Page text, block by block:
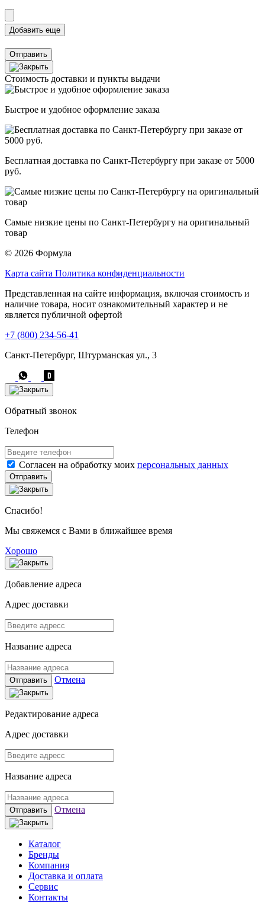
Отправить
Стоимость доставки и пункты выдачи
Быстрое и удобное оформление заказа
Бесплатная доставка по Санкт-Петербургу при заказе от 5000
руб.
Самые низкие цены по Санкт-Петербургу на оригинальный
товар
© 2026 Формула
Карта сайта Политика конфиденциальности
Представленная на сайте информация, включая стоимость и
наличие товара, носит ознакомительный характер и не
является публичной офертой
+7 (800) 234-56-41
Санкт-Петербург, Штурманская ул., 3
Обратный звонок
Телефон
Согласен на обработку моих персональных данных
Отправить
Спасибо!
Мы свяжемся с Вами в ближайшее время
Хорошо
Добавление адреса
Адрес доставки
Название адреса
Отправить Отмена
Редактирование адреса
Адрес доставки
Название адреса
Отправить Отмена
Каталог
Бренды
Компания
Доставка и оплата
Сервис
Контакты